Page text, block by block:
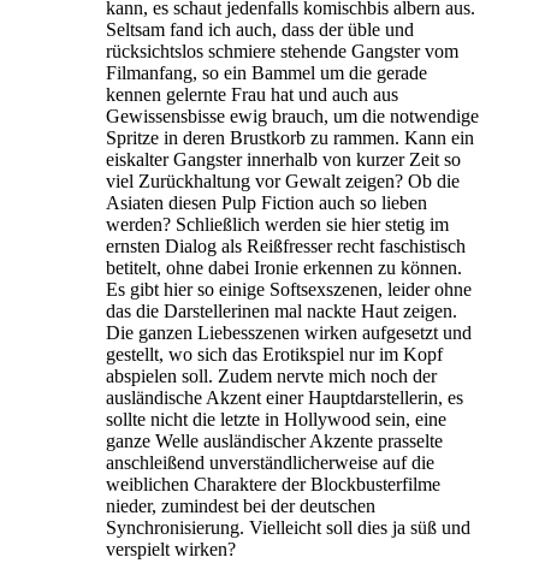
kann, es schaut jedenfalls komischbis albern aus.
Seltsam fand ich auch, dass der üble und
rücksichtslos schmiere stehende Gangster vom
Filmanfang, so ein Bammel um die gerade
kennen gelernte Frau hat und auch aus
Gewissensbisse ewig brauch, um die notwendige
Spritze in deren Brustkorb zu rammen. Kann ein
eiskalter Gangster innerhalb von kurzer Zeit so
viel Zurückhaltung vor Gewalt zeigen? Ob die
Asiaten diesen Pulp Fiction auch so lieben
werden? Schließlich werden sie hier stetig im
ernsten Dialog als Reißfresser recht faschistisch
betitelt, ohne dabei Ironie erkennen zu können.
Es gibt hier so einige Softsexszenen, leider ohne
das die Darstellerinen mal nackte Haut zeigen.
Die ganzen Liebesszenen wirken aufgesetzt und
gestellt, wo sich das Erotikspiel nur im Kopf
abspielen soll. Zudem nervte mich noch der
ausländische Akzent einer Hauptdarstellerin, es
sollte nicht die letzte in Hollywood sein, eine
ganze Welle ausländischer Akzente prasselte
anschleißend unverständlicherweise auf die
weiblichen Charaktere der Blockbusterfilme
nieder, zumindest bei der deutschen
Synchronisierung. Vielleicht soll dies ja süß und
verspielt wirken?